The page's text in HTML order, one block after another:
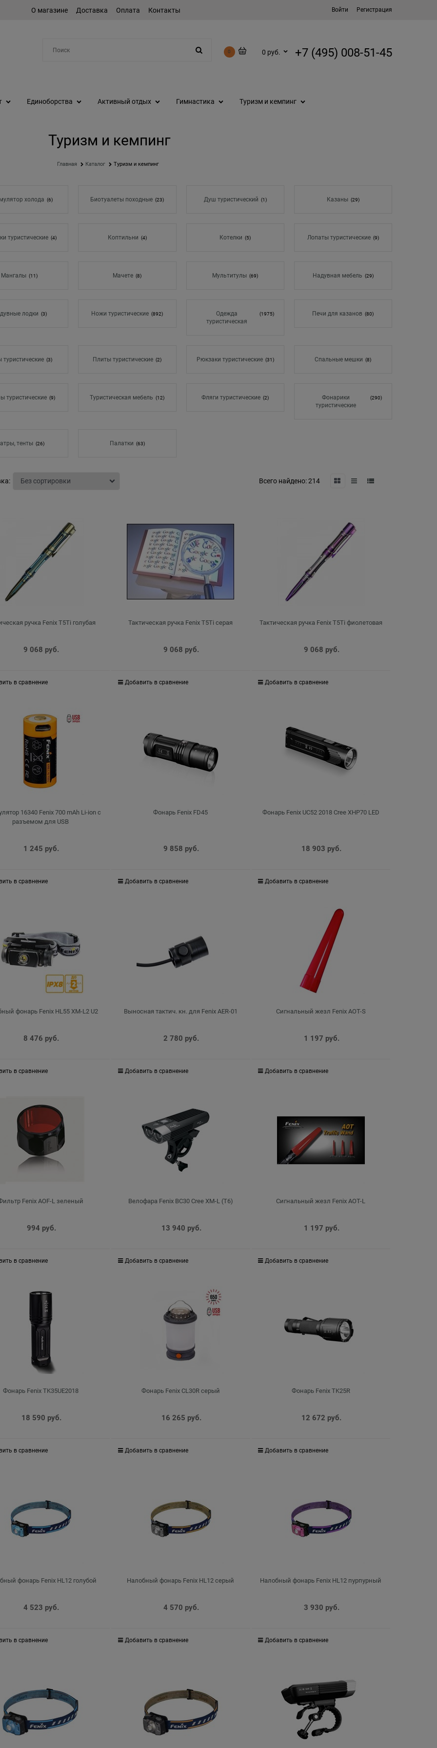
О магазине Доставка Оплата Контакты Войти Регистрация
0 0 руб. +7 (495) 008-51-45
Единоборства Активный отдых Гимнастика Туризм и кемпинг
Туризм и кемпинг
Главная Каталог Туризм и кемпинг
холода (6) Биотуалеты походные (23) Душ туристический (1) Казаны (29)
туристические (4) Коптильни (4) Котелки (5) Лопаты туристические (9)
Мангалы (11) Мачете (8) Мультитулы (69) Надувная мебель (29)
лодки (3) Ножи туристические (892)
Одежда
туристическая
(1975) Печи для казанов (80)
(3) Плиты туристические (2) Рюкзаки туристические (31) Спальные мешки (8)
туристические (9) Туристическая мебель (12) Фляги туристические (2)
Фонарики
туристические
(290)
тенты (26) Палатки (63)
Всего найдено: 214
ручка Fenix T5Ti голубая
9 068 руб.
в сравнение
Тактическая ручка Fenix T5Ti серая
9 068 руб.
Добавить в сравнение
Тактическая ручка Fenix T5Ti фиолетовая
9 068 руб.
Добавить в сравнение
16340 Fenix 700 mAh Li-ion с
разъемом для USB
1 245 руб.
в сравнение
Фонарь Fenix FD45
9 858 руб.
Добавить в сравнение
Фонарь Fenix UC52 2018 Cree XHP70 LED
18 903 руб.
Добавить в сравнение
фонарь Fenix HL55 XM-L2 U2
8 476 руб.
в сравнение
Выносная тактич. кн. для Fenix AER-01
2 780 руб.
Добавить в сравнение
Сигнальный жезл Fenix AOT-S
1 197 руб.
Добавить в сравнение
Fenix AOF-L зеленый
994 руб.
в сравнение
Велофара Fenix BC30 Cree XM-L (T6)
13 940 руб.
Добавить в сравнение
Сигнальный жезл Fenix AOT-L
1 197 руб.
Добавить в сравнение
Фонарь Fenix TK35UE2018
18 590 руб.
в сравнение
Фонарь Fenix CL30R серый
16 265 руб.
Добавить в сравнение
Фонарь Fenix TK25R
12 672 руб.
Добавить в сравнение
фонарь Fenix HL12 голубой
4 523 руб.
в сравнение
Налобный фонарь Fenix HL12 серый
4 570 руб.
Добавить в сравнение
Налобный фонарь Fenix HL12 пурпурный
3 930 руб.
Добавить в сравнение